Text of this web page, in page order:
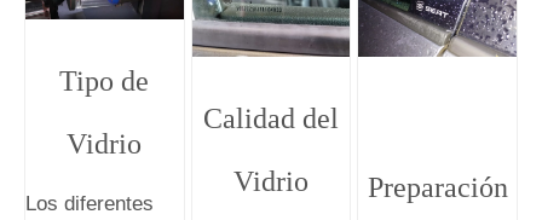
Tipo de
Vidrio
Los diferentes
Calidad del
Vidrio
Preparación